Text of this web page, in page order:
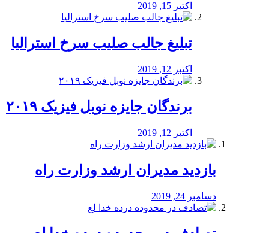
اکتبر 15, 2019
تبلیغ جالب صلیب سرخ استرالیا
اکتبر 12, 2019
برندگان جایزه نوبل فیزیک ۲۰۱۹
اکتبر 12, 2019
بازدید مدیران ارشد وزارت راه
دسامبر 24, 2019